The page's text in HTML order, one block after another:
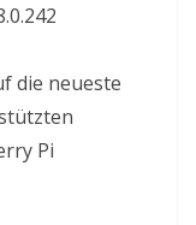
die neueste
Pi